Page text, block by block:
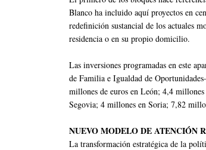
Blanco ha incluido aquí proyectos en
redefinición sustancial de los actuales
residencia o en su propio domicilio.
Las inversiones programadas en este
de Familia e Igualdad de
millones de euros en León; 4,4
Segovia; 4 millones en Soria; 7,82
NUEVO MODELO DE ATENCIÓN
La transformación estratégica de la